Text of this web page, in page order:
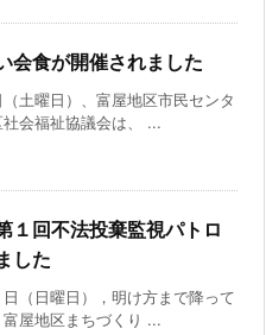
会食が開催されました
土曜日）、富屋地区市民センタ
会福祉協議会は、 ...
回不法投棄監視パトロ
した
（日曜日），明け方まで降って
屋地区まちづくり ...